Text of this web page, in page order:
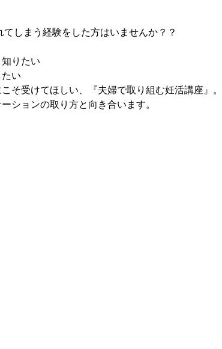
しまう経験をした方はいませんか？？
りたい
い
そ受けてほしい、『夫婦で取り組む妊活講座』。
ションの取り方と向き合います。